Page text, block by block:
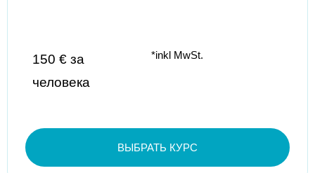
150 € за
человека
*inkl MwSt.
ВЫБРАТЬ КУРС